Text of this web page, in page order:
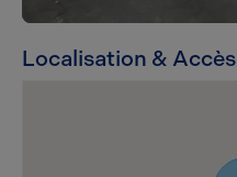
Localisation & Accès